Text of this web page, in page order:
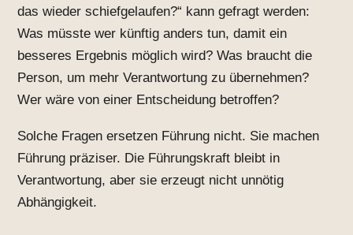
das wieder schiefgelaufen?“ kann gefragt werden:
Was müsste wer künftig anders tun, damit ein
besseres Ergebnis möglich wird? Was braucht die
Person, um mehr Verantwortung zu übernehmen?
Wer wäre von einer Entscheidung betroffen?
Solche Fragen ersetzen Führung nicht. Sie machen
Führung präziser. Die Führungskraft bleibt in
Verantwortung, aber sie erzeugt nicht unnötig
Abhängigkeit.